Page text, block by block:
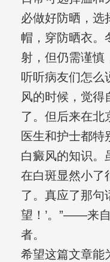
必做好防晒，选
帽，穿防晒衣。
射，但仍需谨慎
听听病友们怎么
风的时候，觉得
了。但后来在北
医生和护士都特
白癜风的知识。
在白斑显然小了
了。真应了那句
望！’。”——来
者。
希望这篇文章能